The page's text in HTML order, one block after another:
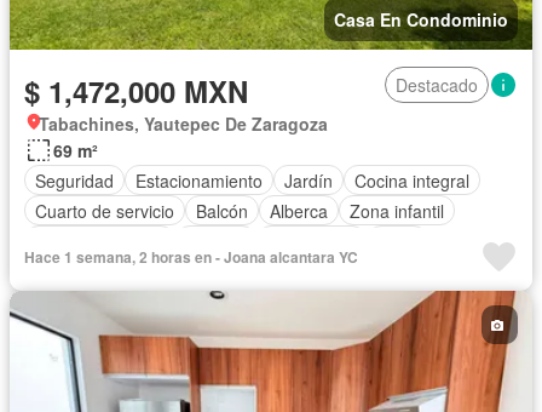
Casa En Condominio
$ 1,472,000 MXN
Destacado
Tabachines, Yautepec De Zaragoza
69 m²
Seguridad
Estacionamiento Jardín
Cocina integral
Cuarto de servicio
Balcón Alberca
Zona infantil
Televisión por cable
Zonas verdes
Caseta de vigilancia
Permite mascotas
Solo familias
Parcialmente amueblado
Hace 1 semana, 2 horas en - Joana alcantara YC